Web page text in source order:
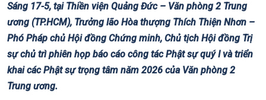
Sáng 17-5, tại Thiền viện Quảng Đức – Văn phòng 2 Trung
ương (TP.HCM), Trưởng lão Hòa thượng Thích Thiện Nhơn –
Phó Pháp chủ Hội đồng Chứng minh, Chủ tịch Hội đồng Trị
sự chủ trì phiên họp báo cáo công tác Phật sự quý I và triển
khai các Phật sự trọng tâm năm 2026 của Văn phòng 2
Trung ương.